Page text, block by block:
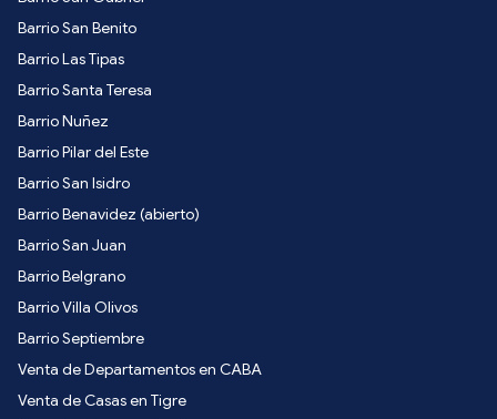
Barrio San Benito
Barrio Las Tipas
Barrio Santa Teresa
Barrio Nuñez
Barrio Pilar del Este
Barrio San Isidro
Barrio Benavidez (abierto)
Barrio San Juan
Barrio Belgrano
Barrio Villa Olivos
Barrio Septiembre
Venta de Departamentos en CABA
Venta de Casas en Tigre